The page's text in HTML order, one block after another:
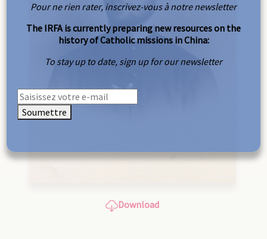
Download
Pour ne rien rater, inscrivez-vous à notre newsletter
The IRFA is currently preparing new resources on the
history of Catholic missions in China:
To stay up to date, sign up for our newsletter
Soumettre